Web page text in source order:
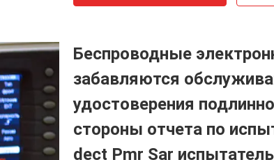
Беспроводные
забавляются
удостоверения
стороны отчета по
dect Pmr Sar